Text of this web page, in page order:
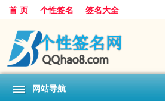
首 页 个性签名 签名大全
网站导航